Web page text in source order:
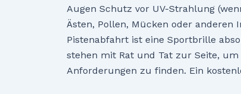
Augen Schutz vor UV-Strahlung
Ästen, Pollen, Mücken oder anderen
Pistenabfahrt ist eine Sportbrille
stehen mit Rat und Tat zur Seite,
Anforderungen zu finden. Ein